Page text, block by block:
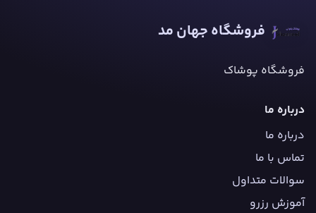
فروشگاه جهان مد
فروشگاه پوشاک
درباره ما
درباره ما
تماس با ما
سوالات متداول
آموزش رزرو